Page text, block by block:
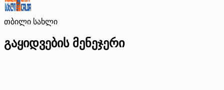
თბილი სახლი
გაყიდვების მენეჯერი